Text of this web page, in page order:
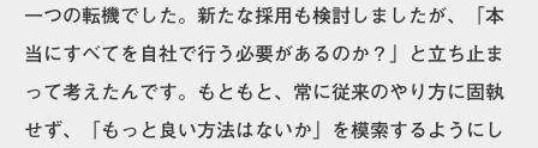
一つの転機でした。新たな採用も検討しましたが、「本
当にすべてを自社で行う必要があるのか？」と立ち止ま
って考えたんです。もともと、常に従来のやり方に固執
せず、「もっと良い方法はないか」を模索するようにし